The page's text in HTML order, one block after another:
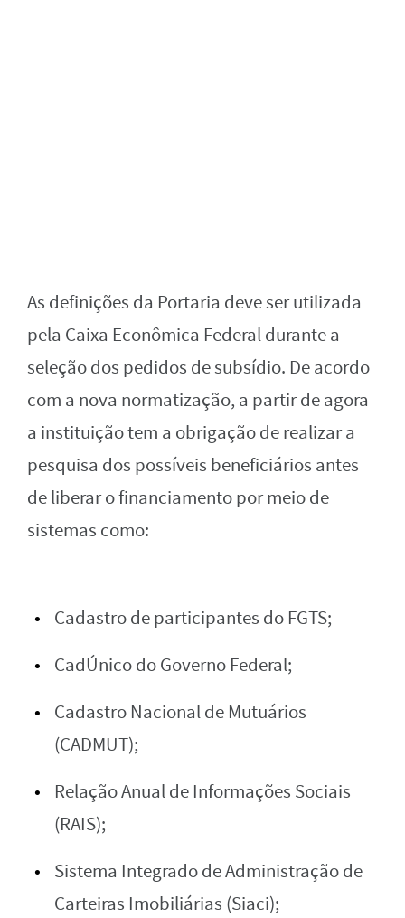
As definições da Portaria deve ser utilizada
pela Caixa Econômica Federal durante a
seleção dos pedidos de subsídio. De acordo
com a nova normatização, a partir de agora
a instituição tem a obrigação de realizar a
pesquisa dos possíveis beneficiários antes
de liberar o financiamento por meio de
sistemas como:
Cadastro de participantes do FGTS;
CadÚnico do Governo Federal;
Cadastro Nacional de Mutuários
(CADMUT);
Relação Anual de Informações Sociais
(RAIS);
Sistema Integrado de Administração de
Carteiras Imobiliárias (Siaci);